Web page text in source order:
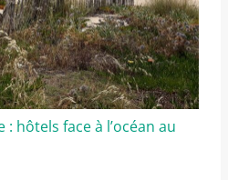
: hôtels face à l’océan au